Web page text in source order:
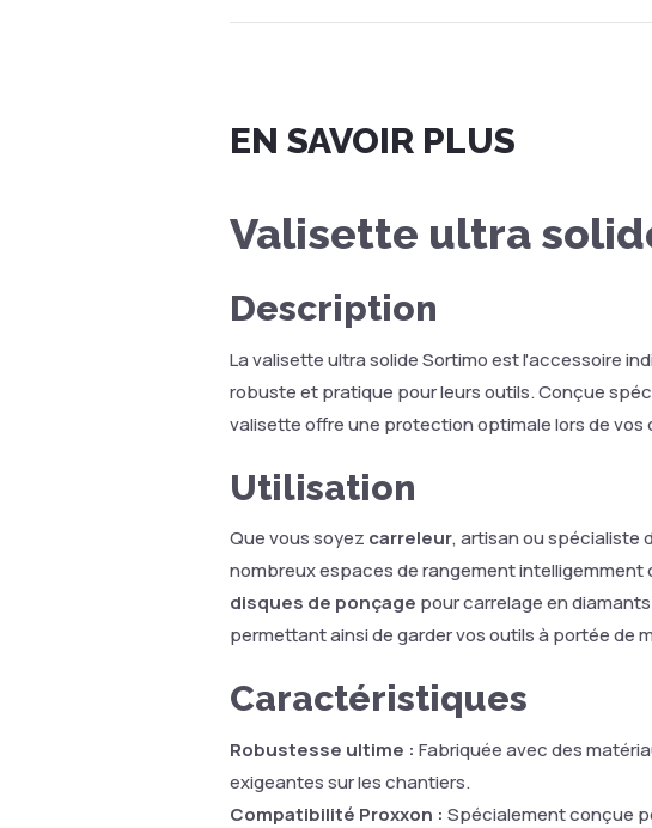
EN SAVOIR PLUS
Valisette ultra
Description
La valisette ultra solide Sortimo est l'accessoire
robuste et pratique pour leurs outils. Conçue
valisette offre une protection optimale lors de
Utilisation
Que vous soyez carreleur, artisan ou spécialiste
nombreux espaces de rangement
disques de ponçage pour carrelage en
permettant ainsi de garder vos outils à portée de
Caractéristiques
Robustesse ultime : Fabriquée avec des
exigeantes sur les chantiers.
Compatibilité Proxxon : Spécialement conçue